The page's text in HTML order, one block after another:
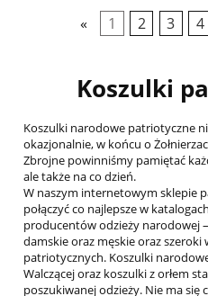
« 1 2 3 4
Koszulki
Koszulki narodowe patriotyczne
okazjonalnie, w końcu o
Zbrojne powinniśmy pamiętać
ale także na co dzień.
W naszym internetowym sklepie
połączyć co najlepsze w
producentów odzieży narodowej
damskie oraz męskie oraz
patriotycznych. Koszulki
Walczącej oraz koszulki z orłem
poszukiwanej odzieży. Nie ma się